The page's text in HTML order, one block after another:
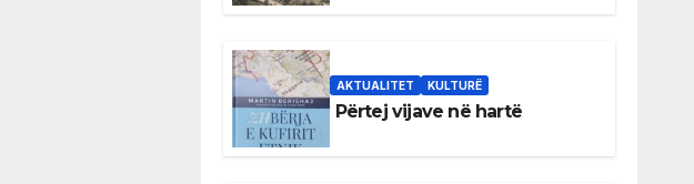
AKTUALITET KULTURË
Përtej vijave në hartë